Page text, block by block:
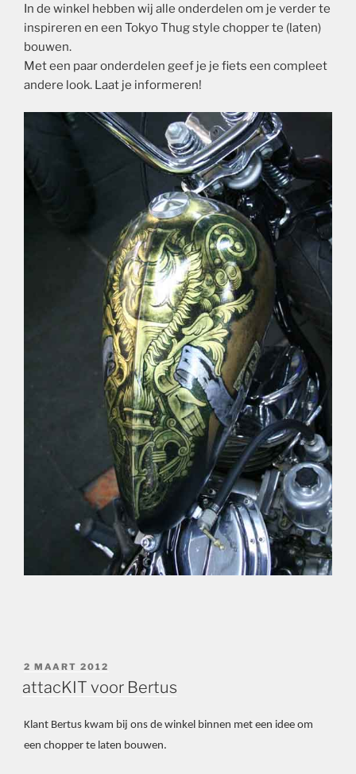
In de winkel hebben wij alle onderdelen om je verder te
inspireren en een Tokyo Thug style chopper te (laten)
bouwen.
Met een paar onderdelen geef je je fiets een compleet
andere look. Laat je informeren!
GEPLAATST
OP
2 MAART 2012
attacKIT voor Bertus
Klant Bertus kwam bij ons de winkel binnen met een idee om
een chopper te laten bouwen.